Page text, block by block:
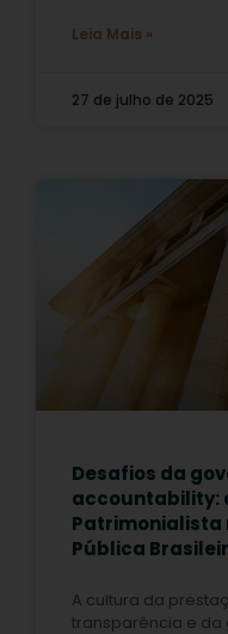
Leia Mais »
27 de julho de 2025
Desafios da
accountability:
Patrimonialista
Pública
A cultura da
transparência e da